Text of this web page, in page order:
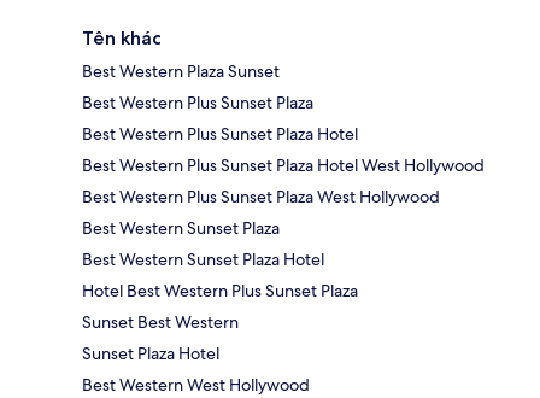
Tên khác
Best Western Plaza Sunset
Best Western Plus Sunset Plaza
Best Western Plus Sunset Plaza Hotel
Best Western Plus Sunset Plaza Hotel West Hollywood
Best Western Plus Sunset Plaza West Hollywood
Best Western Sunset Plaza
Best Western Sunset Plaza Hotel
Hotel Best Western Plus Sunset Plaza
Sunset Best Western
Sunset Plaza Hotel
Best Western West Hollywood